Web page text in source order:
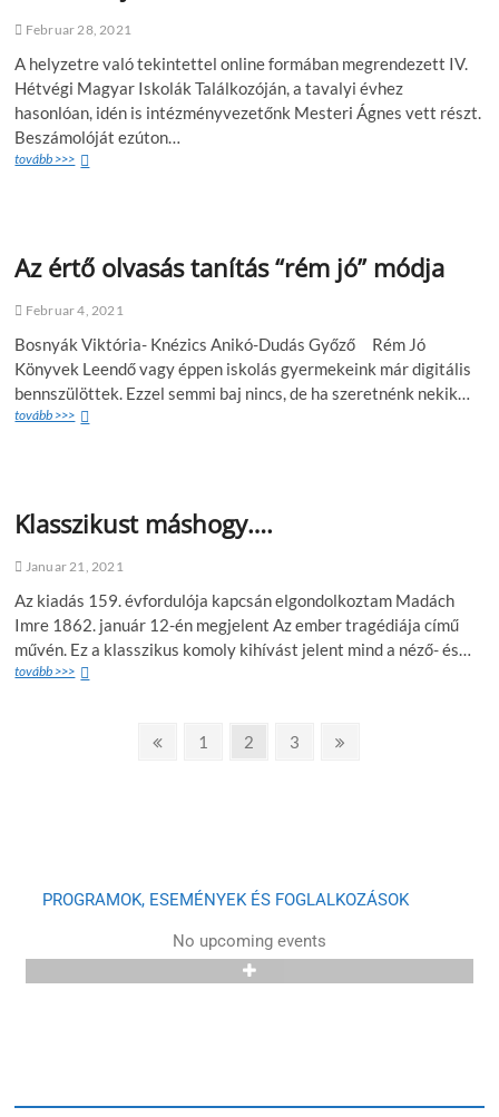
Februar 28, 2021
A helyzetre való tekintettel online formában megrendezett IV.
Hétvégi Magyar Iskolák Találkozóján, a tavalyi évhez
hasonlóan, idén is intézményvezetőnk Mesteri Ágnes vett részt.
Beszámolóját ezúton…
tovább >>>
Az értő olvasás tanítás “rém jó” módja
Februar 4, 2021
Bosnyák Viktória- Knézics Anikó-Dudás Győző Rém Jó
Könyvek Leendő vagy éppen iskolás gyermekeink már digitális
bennszülöttek. Ezzel semmi baj nincs, de ha szeretnénk nekik…
tovább >>>
Klasszikust máshogy….
Januar 21, 2021
Az kiadás 159. évfordulója kapcsán elgondolkoztam Madách
Imre 1862. január 12-én megjelent Az ember tragédiája című
művén. Ez a klasszikus komoly kihívást jelent mind a néző- és…
tovább >>>
1 2 3
PROGRAMOK, ESEMÉNYEK ÉS FOGLALKOZÁSOK
No upcoming events